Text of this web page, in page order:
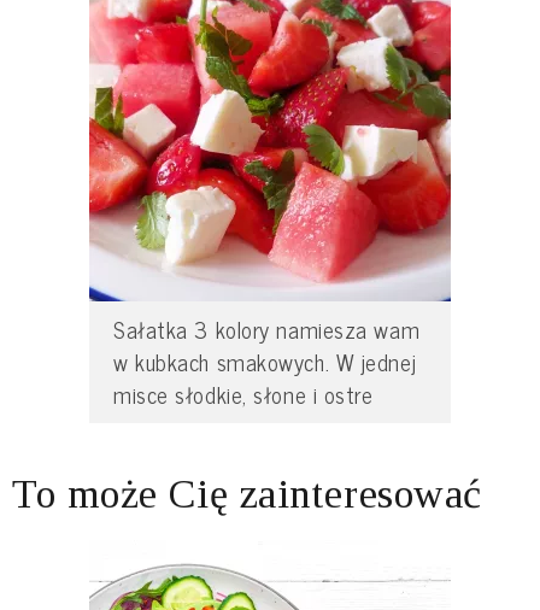
Sałatka 3 kolory namiesza wam
w kubkach smakowych. W jednej
misce słodkie, słone i ostre
To może Cię zainteresować